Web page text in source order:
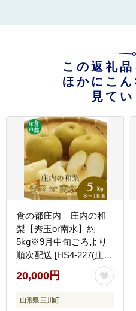
この返礼
ほかにこ
見てい
食の都庄内 庄内の和
梨【秀玉or南水】約
5kg※9月中旬ごろより
順次配送 [HS4-227(庄内
20,000円
山形県 三川町